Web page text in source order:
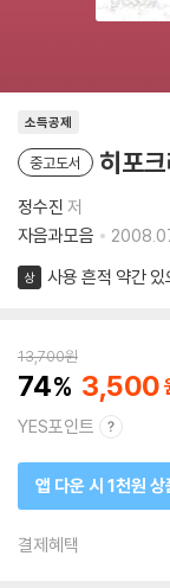
소득공제
중고도서 히포
정수진 저
자음과모음
상 사용 흔적 약간
13,700원
74 3,500
YES포인트
앱 다운 시 1천원 상
결제혜택